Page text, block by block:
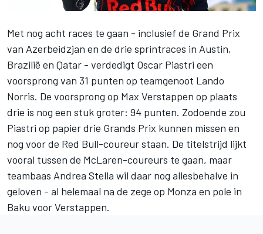
Met nog acht races te gaan - inclusief de Grand Prix
van Azerbeidzjan en de drie sprintraces in Austin,
Brazilië en Qatar - verdedigt Oscar Piastri een
voorsprong van 31 punten op teamgenoot Lando
Norris. De voorsprong op Max Verstappen op plaats
drie is nog een stuk groter: 94 punten. Zodoende zou
Piastri op papier drie Grands Prix kunnen missen en
nog voor de Red Bull-coureur staan. De titelstrijd lijkt
vooral tussen de McLaren-coureurs te gaan, maar
teambaas Andrea Stella wil daar nog allesbehalve in
geloven - al helemaal na de zege op Monza en pole in
Baku voor Verstappen.